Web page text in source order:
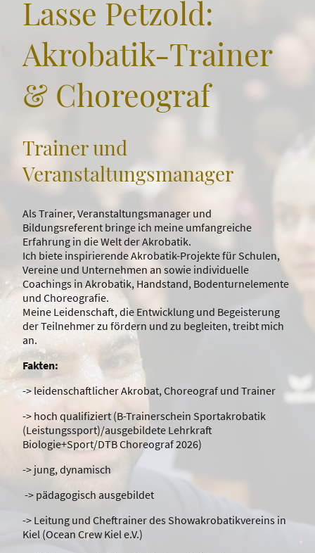
Lasse Petzold:
Akrobatik-Trainer
& Choreograf
Trainer und
Veranstaltungsmanager
Als Trainer, Veranstaltungsmanager und
Bildungsreferent bringe ich meine umfangreiche
Erfahrung in die Welt der Akrobatik.
Ich biete inspirierende Akrobatik-Projekte für Schulen,
Vereine und Unternehmen an sowie individuelle
Coachings in Akrobatik, Handstand, Bodenturnelemente
und Choreografie.
Meine Leidenschaft, die Entwicklung und Begeisterung
der Teilnehmer zu fördern und zu begleiten, treibt mich
an.
Fakten:
-> leidenschaftlicher Akrobat, Choreograf und Trainer
-> hoch qualifiziert (B-Trainerschein Sportakrobatik
(Leistungssport)/ausgebildete Lehrkraft
Biologie+Sport/DTB Choreograf 2026)
-> jung, dynamisch
-> pädagogisch ausgebildet
-> Leitung und Cheftrainer des Showakrobatikvereins in
Kiel (Ocean Crew Kiel e.V.)